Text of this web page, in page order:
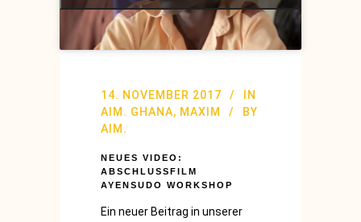
14. NOVEMBER 2017
IN
AIM. GHANA, MAXIM
BY
AIM.
NEUES VIDEO:
ABSCHLUSSFILM
AYENSUDO WORKSHOP
Ein neuer Beitrag in unserer